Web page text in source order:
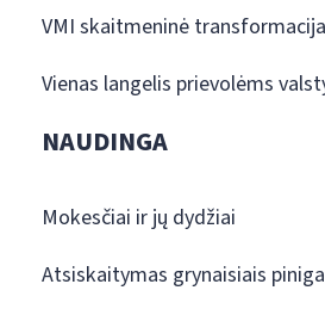
VMI skaitmeninė transformacija
Vienas langelis prievolėms
NAUDINGA
Mokesčiai ir jų dydžiai
Atsiskaitymas grynaisiais